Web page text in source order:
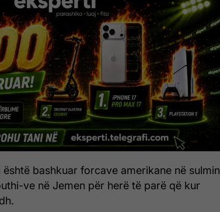
bashkuar forcave amerikane në sulmin
ve në Jemen për herë të parë që kur